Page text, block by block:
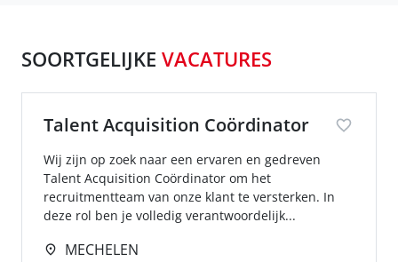
SOORTGELIJKE VACATURES
Talent Acquisition Coördinator
Wij zijn op zoek naar een ervaren en gedreven
Talent Acquisition Coördinator om het
recruitmentteam van onze klant te versterken. In
deze rol ben je volledig verantwoordelijk...
MECHELEN